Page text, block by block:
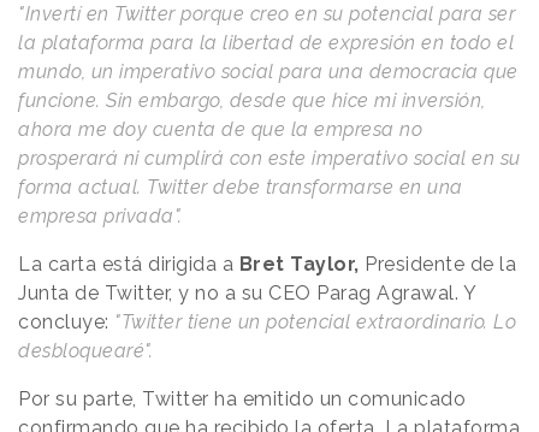
"Invertí en Twitter porque creo en su potencial para ser
la plataforma para la libertad de expresión en todo el
mundo, un imperativo social para una democracia que
funcione. Sin embargo, desde que hice mi inversión,
ahora me doy cuenta de que la empresa no
prosperará ni cumplirá con este imperativo social en su
forma actual. Twitter debe transformarse en una
empresa privada".
La carta está dirigida a Bret Taylor, Presidente de la
Junta de Twitter, y no a su CEO Parag Agrawal. Y
concluye: "Twitter tiene un potencial extraordinario. Lo
desbloquearé".
Por su parte, Twitter ha emitido un comunicado
confirmando que ha recibido la oferta. La plataforma